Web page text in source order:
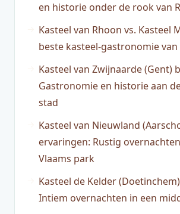
en historie onder de rook van
Kasteel van Rhoon vs. Kasteel
beste kasteel-gastronomie
Kasteel van Zwijnaarde (Gent)
Gastronomie en historie aan
stad
Kasteel van Nieuwland
ervaringen: Rustig
Vlaams park
Kasteel de Kelder
Intiem overnachten in een